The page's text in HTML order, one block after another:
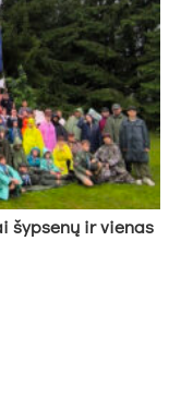
šyp­se­nų ir vie­nas